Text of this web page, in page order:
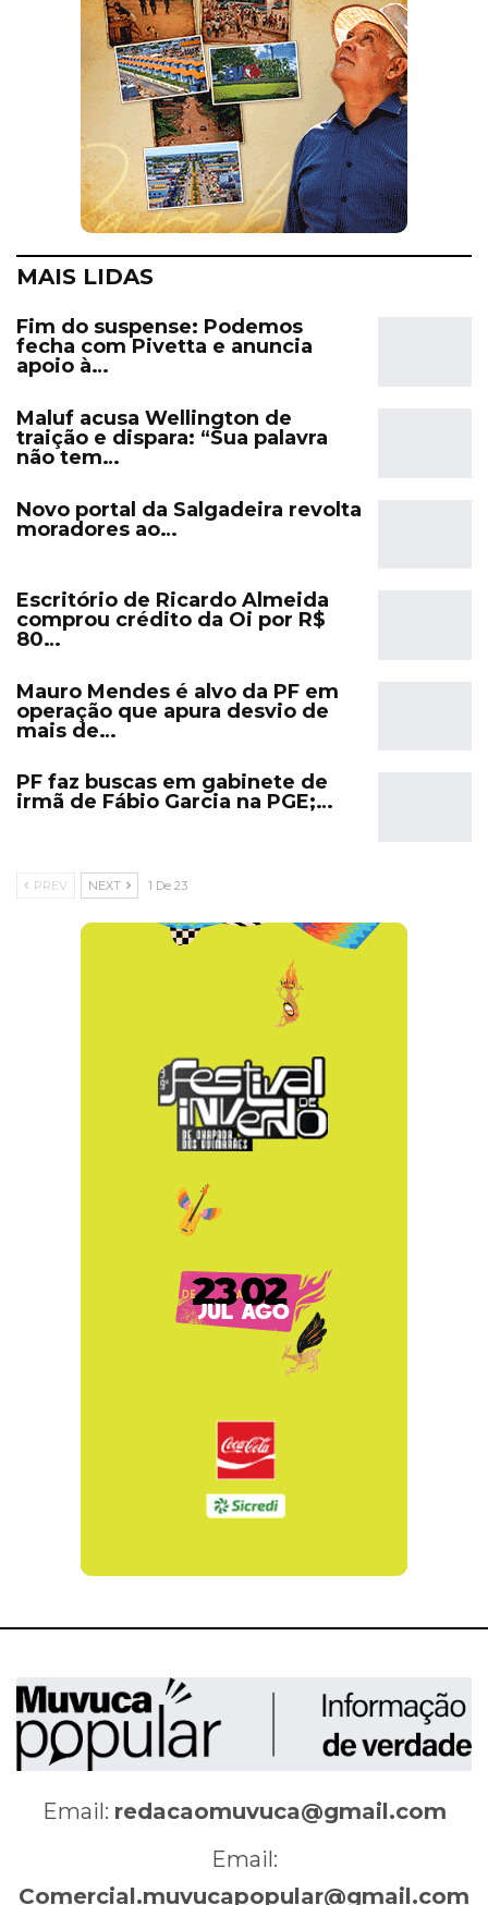
MAIS LIDAS
Fim do suspense: Podemos
fecha com Pivetta e anuncia
apoio à…
Maluf acusa Wellington de
traição e dispara: “Sua palavra
não tem…
Novo portal da Salgadeira revolta
moradores ao…
Escritório de Ricardo Almeida
comprou crédito da Oi por R$
80…
Mauro Mendes é alvo da PF em
operação que apura desvio de
mais de…
PF faz buscas em gabinete de
irmã de Fábio Garcia na PGE;…
PREV NEXT 1 De 23
Email: redacaomuvuca@gmail.com
Email:
Comercial.muvucapopular@gmail.com